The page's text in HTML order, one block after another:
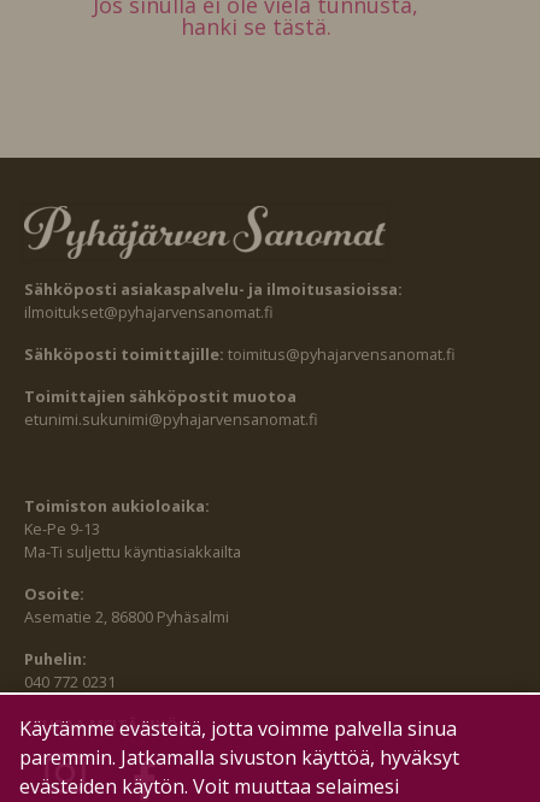
hanki se tästä.
Sähköposti asiakaspalvelu- ja ilmoitusasioissa:
ilmoitukset@pyhajarvensanomat.fi
Sähköposti toimittajille: toimitus@pyhajarvensanomat.fi
Toimittajien sähköpostit muotoa
etunimi.sukunimi@pyhajarvensanomat.fi
Toimiston aukioloaika:
Ke-Pe 9-13
Ma-Ti suljettu käyntiasiakkailta
Osoite:
Asematie 2, 86800 Pyhäsalmi
Puhelin:
040 772 0231
SEURAA MEITÄ MYÖS:
Käytämme evästeitä, jotta voimme palvella sinua
paremmin. Jatkamalla sivuston käyttöä, hyväksyt
evästeiden käytön. Voit muuttaa selaimesi